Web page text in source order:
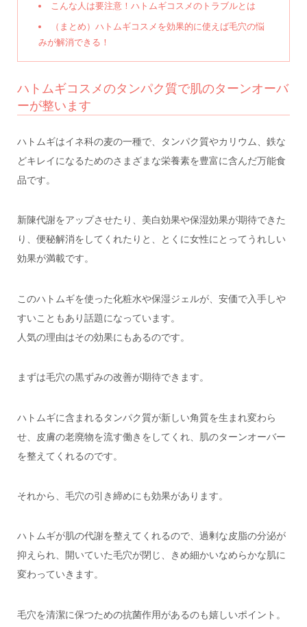
こんな人は要注意！ハトムギコスメのトラブルとは
（まとめ）ハトムギコスメを効果的に使えば毛穴の悩
みが解消できる！
ハトムギコスメのタンパク質で肌のターンオーバ
ーが整います
ハトムギはイネ科の麦の一種で、タンパク質やカリウム、鉄な
どキレイになるためのさまざまな栄養素を豊富に含んだ万能食
品です。
新陳代謝をアップさせたり、美白効果や保湿効果が期待できた
り、便秘解消をしてくれたりと、とくに女性にとってうれしい
効果が満載です。
このハトムギを使った化粧水や保湿ジェルが、安価で入手しや
すいこともあり話題になっています。
人気の理由はその効果にもあるのです。
まずは毛穴の黒ずみの改善が期待できます。
ハトムギに含まれるタンパク質が新しい角質を生まれ変わら
せ、皮膚の老廃物を流す働きをしてくれ、肌のターンオーバー
を整えてくれるのです。
それから、毛穴の引き締めにも効果があります。
ハトムギが肌の代謝を整えてくれるので、過剰な皮脂の分泌が
抑えられ、開いていた毛穴が閉じ、きめ細かいなめらかな肌に
変わっていきます。
毛穴を清潔に保つための抗菌作用があるのも嬉しいポイント。